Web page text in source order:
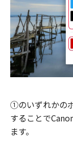
①のいずれかの
することで
ます。